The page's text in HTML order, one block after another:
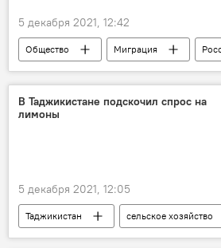
5 декабря 2021, 12:42
Общество Миграция
В Таджикистане подскочил спрос на
лимоны
5 декабря 2021, 12:05
Таджикистан
сельское хозяйство
Новости Куляба и Хатлонской области